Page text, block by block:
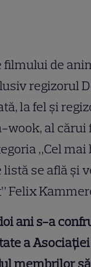
filmului de
regizorul
la fel şi
wook, al cărui
„Cel
listă se află şi
Felix
ani s-a
a
membrilor